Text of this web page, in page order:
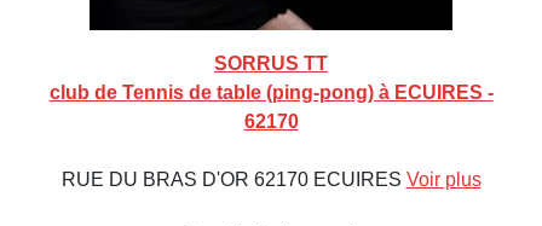
SORRUS TT
club de Tennis de table (ping-pong) à ECUIRES -
62170
RUE DU BRAS D'OR 62170 ECUIRES Voir plus